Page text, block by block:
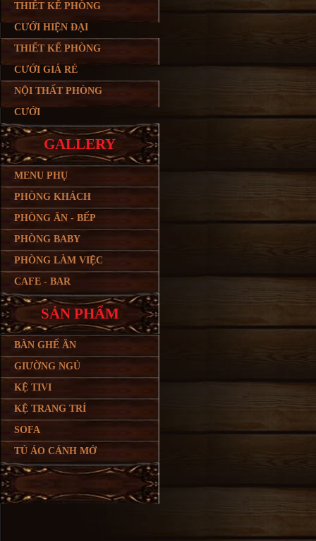
THIẾT KẾ PHÒNG
CƯỚI HIỆN ĐẠI
THIẾT KẾ PHÒNG
CƯỚI GIÁ RẺ
NỘI THẤT PHÒNG
CƯỚI
GALLERY
MENU PHỤ
PHÒNG KHÁCH
PHÒNG ĂN - BẾP
PHÒNG BABY
PHÒNG LÀM VIỆC
CAFE - BAR
SẢN PHẨM
BÀN GHẾ ĂN
GIƯỜNG NGỦ
KỆ TIVI
KỆ TRANG TRÍ
SOFA
TỦ ÁO CÁNH MỞ